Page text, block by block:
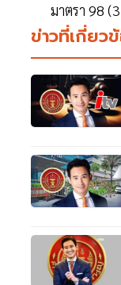
มาตรา 98
ข่าวที่เกี่ยว